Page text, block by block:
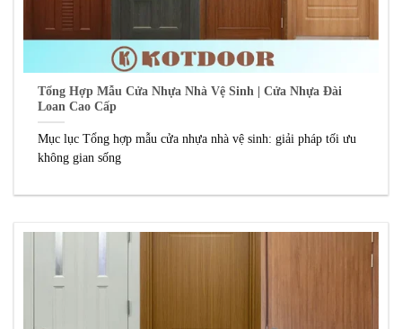
Tổng Hợp Mẫu Cửa Nhựa Nhà Vệ Sinh | Cửa Nhựa Đài
Loan Cao Cấp
Mục lục Tổng hợp mẫu cửa nhựa nhà vệ sinh: giải pháp tối ưu
không gian sống